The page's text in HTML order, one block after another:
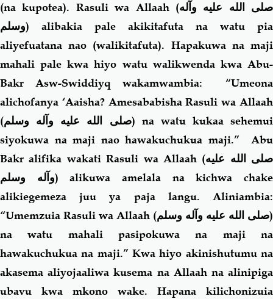
(na kupotea). Rasuli wa Allaah (صلى الله عليه وآله
وسلم) alibakia pale akikitafuta na watu pia
aliyefuatana nao (walikitafuta). Hapakuwa na maji
mahali pale kwa hiyo watu walikwenda kwa Abu-
Bakr Asw-Swiddiyq wakamwambia: “Umeona
alichofanya ‘Aaisha? Amesababisha Rasuli wa Allaah
(صلى الله عليه وآله وسلم) na watu kukaa sehemui
siyokuwa na maji nao hawakuchukua maji.” Abu
Bakr alifika wakati Rasuli wa Allaah (صلى الله عليه
وآله وسلم) alikuwa amelala na kichwa chake
alikiegemeza juu ya paja langu. Aliniambia:
“Umemzuia Rasuli wa Allaah (صلى الله عليه وآله وسلم)
na watu mahali pasipokuwa na maji na
hawakuchukua na maji.” Kwa hiyo akinishutumu na
akasema aliyojaaliwa kusema na Allaah na alinipiga
ubavu kwa mkono wake. Hapana kilichonizuia